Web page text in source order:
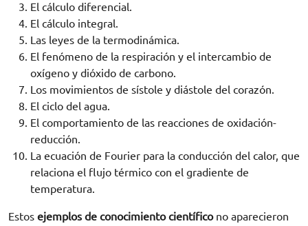
El cálculo diferencial.
El cálculo integral.
Las leyes de la termodinámica.
El fenómeno de la respiración y el intercambio de
oxígeno y dióxido de carbono.
Los movimientos de sístole y diástole del corazón.
El ciclo del agua.
El comportamiento de las reacciones de oxidación-
reducción.
La ecuación de Fourier para la conducción del calor, que
relaciona el flujo térmico con el gradiente de
temperatura.
Estos ejemplos de conocimiento científicono aparecieron